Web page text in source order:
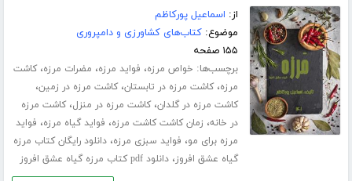
از: اسماعیل پورکاظم
موضوع:کتاب‌های کشاورزی و دامپروری
۱۵۵ صفحه
برچسب‌ها: خواص مرزه، فواید مرزه، مضرات مرزه،کاشت
مرزه،کاشت مرزه در تابستان،کاشت مرزه در زمین،
کاشت مرزه در گلدان،کاشت مرزه در منزل،کاشت مرزه
در خانه، زمان کاشت کاشت مرزه، فواید گیاه مرزه، فواید
مرزه برای مو، فواید سبزی مرزه،دانلود رایگان کتاب مرزه
گیاه عشق افروز،دانلود pdf کتاب مرزه گیاه عشق افروز